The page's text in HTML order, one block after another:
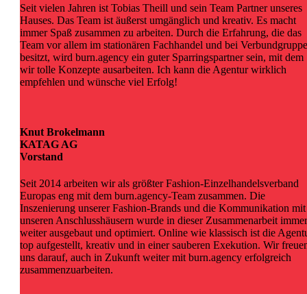
Seit vielen Jahren ist Tobias Theill und sein Team Partner unseres
Hauses. Das Team ist äußerst umgänglich und kreativ. Es macht
immer Spaß zusammen zu arbeiten. Durch die Erfahrung, die das
Team vor allem im stationären Fachhandel und bei
besitzt, wird burn.agency ein guter Sparringspartner sein, mit dem
wir tolle Konzepte ausarbeiten. Ich kann die Agentur wirklich
empfehlen und wünsche viel Erfolg!
Knut Brokelmann
KATAG AG
Vorstand
Seit 2014 arbeiten wir als größter Fashion-Einzelhandelsverband
Europas eng mit dem burn.agency-Team zusammen. Die
Inszenierung unserer Fashion-Brands und die Kommunikation mit
unseren Anschlusshäusern wurde in dieser Zusammenarbeit immer
weiter ausgebaut und optimiert. Online wie klassisch ist die
top aufgestellt, kreativ und in einer sauberen Exekution. Wir
uns darauf, auch in Zukunft weiter mit burn.agency erfolgreich
zusammenzuarbeiten.